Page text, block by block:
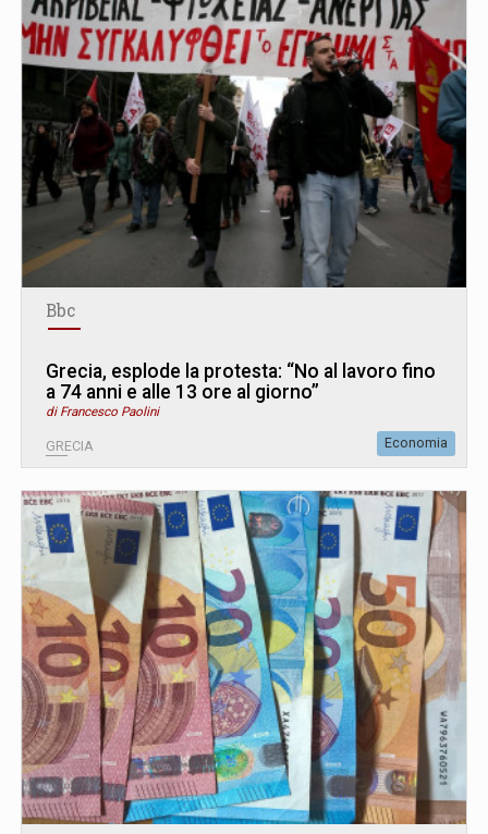
Bbc
Grecia, esplode la protesta: “No al lavoro fino
a 74 anni e alle 13 ore al giorno”
di Francesco Paolini
GRECIA Economia